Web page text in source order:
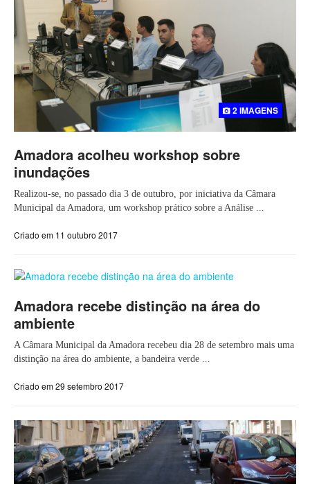
2 IMAGENS
Amadora acolheu workshop sobre
inundações
Realizou-se, no passado dia 3 de outubro, por iniciativa da Câmara
Municipal da Amadora, um workshop prático sobre a Análise ...
Criado em 11 outubro 2017
Amadora recebe distinção na área do
ambiente
A Câmara Municipal da Amadora recebeu dia 28 de setembro mais uma
distinção na área do ambiente, a bandeira verde ...
Criado em 29 setembro 2017